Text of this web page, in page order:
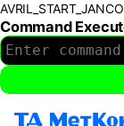
Command